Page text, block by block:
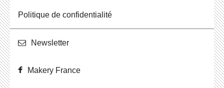
Po­li­tique de confidentialité
News­let­ter
Makery France